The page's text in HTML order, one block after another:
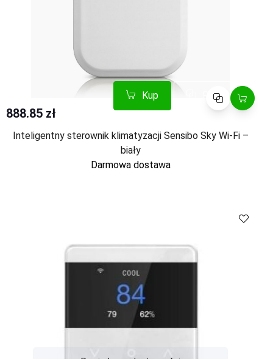
Kup Porównaj
888.85 zł
Inteligentny sterownik klimatyzacji Sensibo Sky Wi-Fi –
biały
Darmowa dostawa